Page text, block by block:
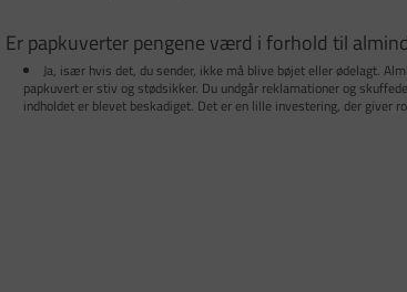
Er papkuverter pengene værd i forhold til
Ja, især hvis det, du sender, ikke må blive bøjet eller ødelagt.
papkuvert er stiv og stødsikker. Du undgår reklamationer og
indholdet er blevet beskadiget. Det er en lille investering, der giver